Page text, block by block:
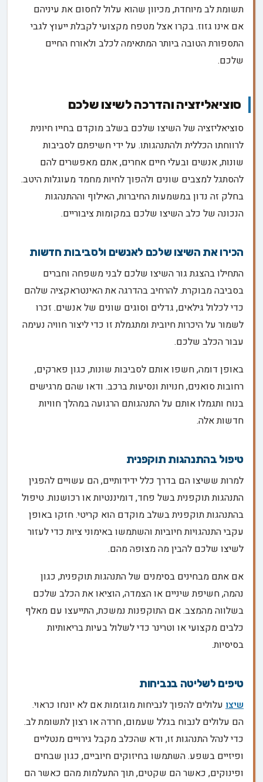
תשומת לב מיוחדת, מכיוון שהוא עלול לחסום את עיניהם
אם אינו גזוז. בקרו אצל מטפח מקצועי לקבלת ייעוץ לגבי
התספורת הטובה ביותר המתאימה לכלב ולאורח החיים
שלכם.
סוציאליזציה והדרכה לשיצו שלכם
סוציאליזציה של השיצו שלכם בשלב מוקדם בחייו חיונית
לרווחתו הכללית ולהתנהגותו. על ידי חשיפתם לסביבות
שונות, אנשים ובעלי חיים אחרים, אתם מאפשרים להם
להסתגל למצבים שונים ולהפוך לחיות מחמד מעוגלות היטב.
בחלק זה נדון במשמעות החיברות, האילוף וההתנהגות
הנכונה של כלב השיצו שלכם במקומות ציבוריים.
הכירו את השיצו שלכם לאנשים ולסביבות חדשות
התחילו בהצגת גור השיצו שלכם לבני משפחה וחברים
בסביבה מבוקרת. להרחיב בהדרגה את האינטראקציה שלהם
כדי לכלול גילאים, גדלים וסוגים שונים של אנשים. זכרו
לשמור על היכרות חיובית ומתגמלת זו כדי ליצור חוויה נעימה
עבור הכלב שלכם.
באופן דומה, חשפו אותם לסביבות שונות, כגון פארקים,
רחובות סואנים, חנויות ונסיעות ברכב. ודאו שהם מרגישים
בנוח ותגמלו אותם על התנהגותם הרגועה במהלך חוויות
חדשות אלה.
טיפול בהתנהגות תוקפנית
למרות ששיצו הם בדרך כלל ידידותיים, הם עשויים להפגין
התנהגות תוקפנית בשל פחד, דומיננטיות או רכושנות. טיפול
בהתנהגות תוקפנית בשלב מוקדם הוא קריטי. חזקו באופן
עקבי התנהגויות חיוביות והשתמשו באימוני ציות כדי לעזור
לשיצו שלכם להבין מה מצופה מהם.
אם אתם מבחינים בסימנים של התנהגות תוקפנית, כגון
נהמה, חשיפת שיניים או הצמדה, הוציאו את הכלב שלכם
בשלווה מהמצב. אם התוקפנות נמשכת, התייעצו עם מאלף
כלבים מקצועי או וטרינר כדי לשלול בעיות בריאותיות
בסיסיות.
טיפים לשליטה בנביחות
שיצו עלולים להפוך לנביחות מוגזמות אם לא יונחו כראוי.
הם עלולים לנבוח בגלל שעמום, חרדה או רצון לתשומת לב.
כדי לנהל התנהגות זו, ודא שהכלב מקבל גירויים מנטליים
ופיזיים בשפע. השתמשו בחיזוקים חיוביים, כגון שבחים
ופינוקים, כאשר הם שקטים, תוך התעלמות מהם כאשר הם